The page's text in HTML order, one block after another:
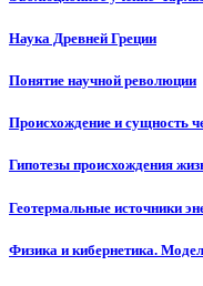
Наука Древней Греции
Понятие научной революции
Происхождение и сущность
Гипотезы происхождения
Геотермальные источники
Физика и кибернетика.